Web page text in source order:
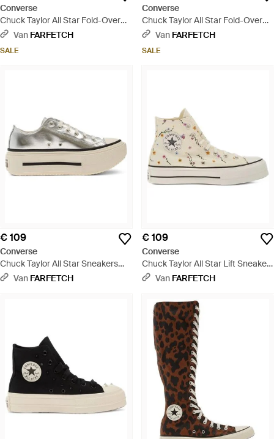
Converse
Chuck Taylor All Star Fold-Over
Lift Xhi Sneakers Met Imitatiebont
Van FARFETCH
SALE
Converse
Chuck Taylor All Star Fold-Over
Lift Xhi Sneakers Met Imitatiebont
Van FARFETCH
SALE
€ 109
Converse
Chuck Taylor All Star Sneakers
Met Plateauzool - Wit
Van FARFETCH
€ 109
Converse
Chuck Taylor All Star Lift Sneakers
Met Geborduurde Bloemen -
Van FARFETCH